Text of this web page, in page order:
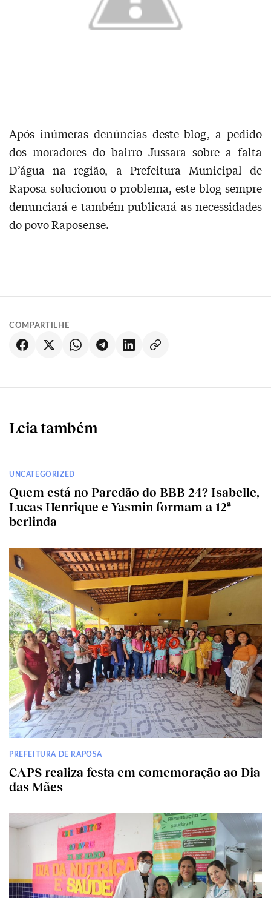
Após inúmeras denúncias deste blog, a pedido
dos moradores do bairro Jussara sobre a falta
D’água na região, a Prefeitura Municipal de
Raposa solucionou o problema, este blog sempre
denunciará e também publicará as necessidades
do povo Raposense.
COMPARTILHE
Leia também
UNCATEGORIZED
Quem está no Paredão do BBB 24? Isabelle,
Lucas Henrique e Yasmin formam a 12ª
berlinda
PREFEITURA DE RAPOSA
CAPS realiza festa em comemoração ao Dia
das Mães